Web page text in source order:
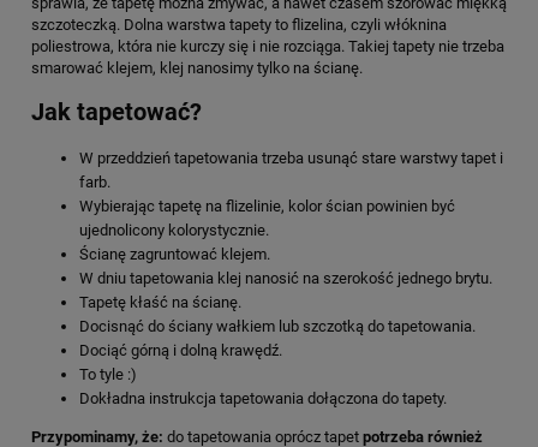
szczoteczką. Dolna warstwa tapety to flizelina, czyli włóknina
poliestrowa, która nie kurczy się i nie rozciąga. Takiej tapety nie trzeba
smarować klejem, klej nanosimy tylko na ścianę.
Jak tapetować?
W przeddzień tapetowania trzeba usunąć stare warstwy tapet i
farb.
Wybierając tapetę na flizelinie, kolor ścian powinien być
ujednolicony kolorystycznie.
Ścianę zagruntować klejem.
W dniu tapetowania klej nanosić na szerokość jednego brytu.
Tapetę kłaść na ścianę.
Docisnąć do ściany wałkiem lub szczotką do tapetowania.
Dociąć górną i dolną krawędź.
To tyle :)
Dokładna instrukcja tapetowania dołączona do tapety.
Przypominamy, że: do tapetowania oprócz tapet potrzeba również